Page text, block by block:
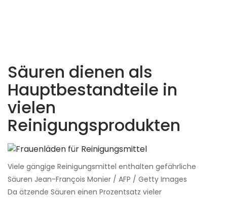
Säuren dienen als
Hauptbestandteile in
vielen
Reinigungsprodukten
Viele gängige Reinigungsmittel enthalten gefährliche
Säuren Jean-François Monier / AFP / Getty Images
Da ätzende Säuren einen Prozentsatz vieler